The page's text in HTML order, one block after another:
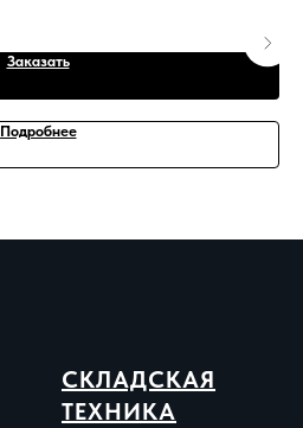
Заказать
Подробнее
СКЛАДСКАЯ
ТЕХНИКА